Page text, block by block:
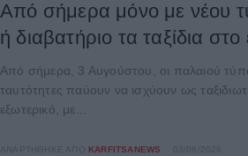
Από σήμερα μόνο με νέου
ή διαβατήριο τα ταξίδια στο
Από σήμερα, 3 Αυγούστου, οι παλαιού
ταυτότητες παύουν να ισχύουν ως
εξωτερικό, με...
ΑΝΑΡΤΉΘΗΚΕ ΑΠΌ KARFITSANEWS